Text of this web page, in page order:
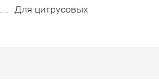
Для цитрусовых